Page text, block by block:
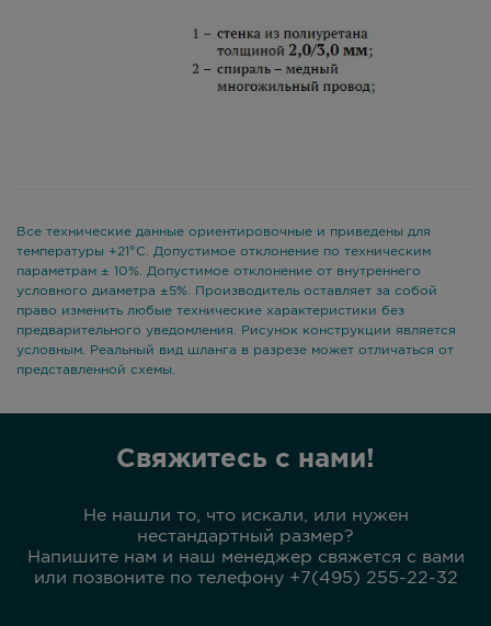
Все технические данные ориентировочные и приведены для
температуры +21°С. Допустимое отклонение по техническим
параметрам ± 10%. Допустимое отклонение от внутреннего
условного диаметра ±5%. Производитель оставляет за собой
право изменить любые технические характеристики без
предварительного уведомления. Рисунок конструкции является
условным. Реальный вид шланга в разрезе может отличаться от
представленной схемы.
Свяжитесь с нами!
Не нашли то, что искали, или нужен
нестандартный размер?
Напишите нам и наш менеджер свяжется с вами
или позвоните по телефону +7(495) 255-22-32